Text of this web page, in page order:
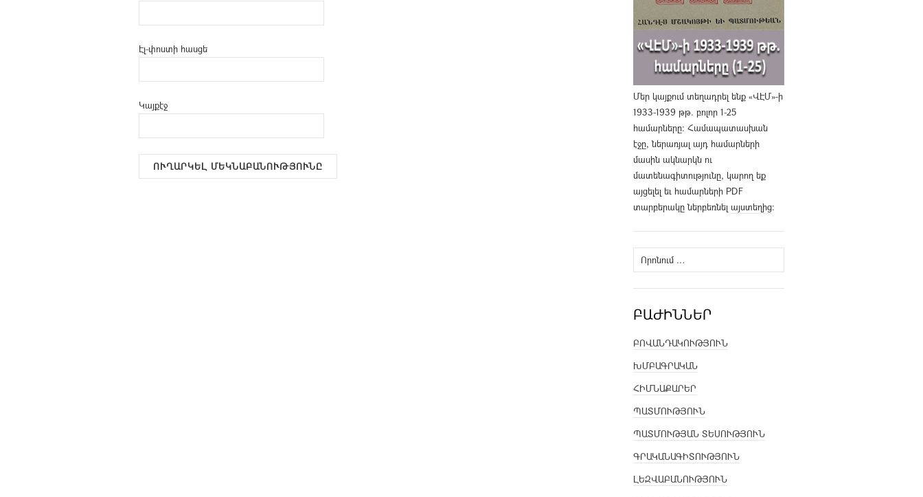
Էլ-փոստի հասցե
Կայքէջ
Մեր կայքում տեղադրել ենք «ՎԷՄ»-ի
1933-1939 թթ. բոլոր 1-25
համարները։ Համապատասխան
էջը, ներառյալ այդ համարների
մասին ակնարկն ու
մատենագիտությունը, կարող եք
այցելել եւ համարների PDF
տարբերակը ներբեռնել այստեղից։
Որոնել՝
ԲԱԺԻՆՆԵՐ
ԲՈՎԱՆԴԱԿՈՒԹՅՈՒՆ
ԽՄԲԱԳՐԱԿԱՆ
ՀԻՄՆԱՔԱՐԵՐ
ՊԱՏՄՈՒԹՅՈՒՆ
ՊԱՏՄՈՒԹՅԱՆ ՏԵՍՈՒԹՅՈՒՆ
ԳՐԱԿԱՆԱԳԻՏՈՒԹՅՈՒՆ
ԼԵԶՎԱԲԱՆՈՒԹՅՈՒՆ